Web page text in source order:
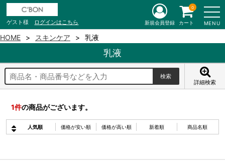
ゲスト様 ログインはこちら MENU
新規会員登録 カート
0
HOME スキンケア 乳液
乳液
詳細検索
1件の商品がございます。
人気順 価格が安い順 価格が高い順 新着順 商品名順